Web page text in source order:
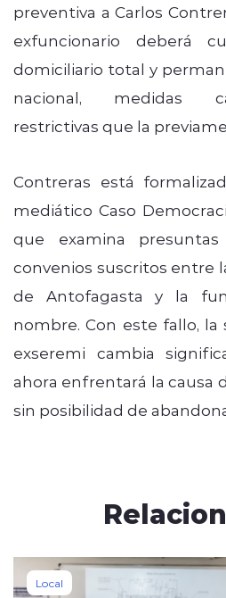
preventiva a Carlos
exfuncionario deberá
domiciliario total y
nacional, medidas
restrictivas que la
Contreras está
mediático Caso
que examina
convenios suscritos entre
de Antofagasta y la
nombre. Con este fallo, la
exseremi cambia
ahora enfrentará la causa
sin posibilidad de
Local